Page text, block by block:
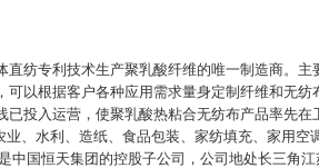
纺专利技术生产聚乳酸纤维的唯一制造商。主
以根据客户各种应用需求量身定制纤维和无纺
投入运营，使聚乳酸热粘合无纺布产品率先在
、水利、造纸、食品包装、家纺填充、家用空
国恒天集团的控股子公司，公司地处长三角